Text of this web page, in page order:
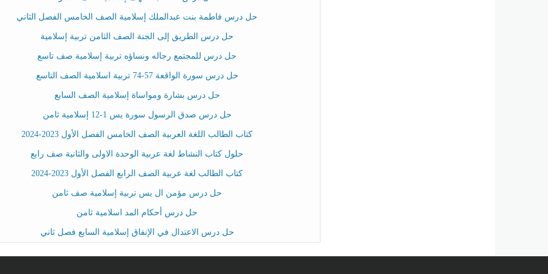
حل درس فاطمة بنت عبدالملك إسلامية الصف الخامس الفصل الثاني
حل درس الطريق إلى الجنة الصف الثامن تربية إسلامية
حل درس للمجتمع رجاله ونساؤه تربية إسلامية صف تاسع
حل درس سورة الواقعة 57-74 تربية اسلامية الصف التاسع
حل درس بشارة ومواساة إسلامية الصف السابع
حل درس صدق الرسول سورة يس 1-12 إسلامية ثامن
كتاب الطالب اللغة العربية الصف الخامس الفصل الأول 2023-2024
حلول كتاب النشاط لغة عربية الوحدة الاولى والثانية صف رابع
كتاب الطالب لغة عربية الصف الرابع الفصل الأول 2023-2024
حل درس مؤمن ال يس تربية إسلامية صف ثامن
حل درس أحكام المد اسلامية ثامن
حل درس الاعتدال في الإنفاق إسلامية السابع فصل ثاني